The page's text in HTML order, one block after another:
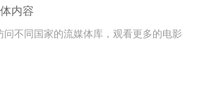
内容
问不同国家的流媒体库，观看更多的电影